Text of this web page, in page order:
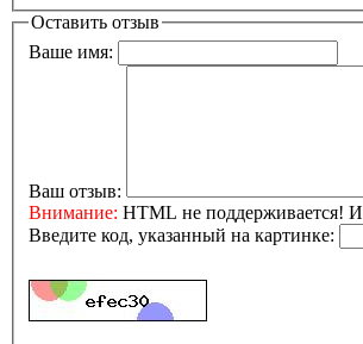
Оставить отзыв
Ваше имя:
Ваш отзыв:
Внимание: HTML не поддерживается!
Введите код, указанный на картинке: